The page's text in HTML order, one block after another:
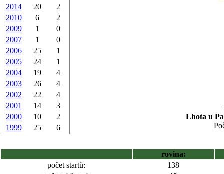
2014
20
2
2010
6
2
2009
1
0
2007
1
0
2006
25
1
2005
24
1
2004
19
4
2003
26
4
2002
22
4
2001
14
3
2000
10
2
1999
25 6
Lhota u
rovina:
počet startů:
138